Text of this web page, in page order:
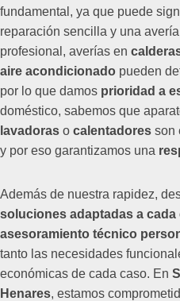
fundamental, ya que puede
reparación sencilla y una
profesional, averías en
aire acondicionado pueden
por lo que damos prioridad a
doméstico, sabemos que
lavadoras o calentadores son
y por eso garantizamos una
Además de nuestra rapidez,
soluciones adaptadas a cada
asesoramiento técnico
tanto las necesidades
económicas de cada caso. En
Henares, estamos